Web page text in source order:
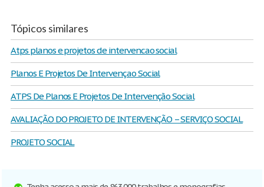
Tópicos similares
Atps planos e projetos de intervencao social
Planos E Projetos De Intervençao Social
ATPS De Planos E Projetos De Intervenção Social
AVALIAÇÃO DO PROJETO DE INTERVENÇÃO – SERVIÇO SOCIAL
PROJETO SOCIAL